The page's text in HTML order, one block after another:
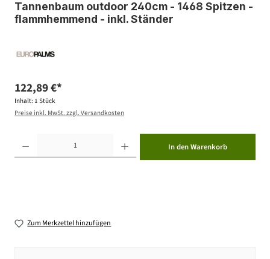
Tannenbaum outdoor 240cm - 1468 Spitzen -
flammhemmend - inkl. Ständer
122,89 €*
Inhalt: 1 Stück
Preise inkl. MwSt. zzgl. Versandkosten
In den Warenkorb
Zum Merkzettel hinzufügen